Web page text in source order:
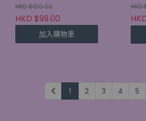
HKD $150.00
HKD $99.00
加入購物車
HKD
1 2 3 4 5